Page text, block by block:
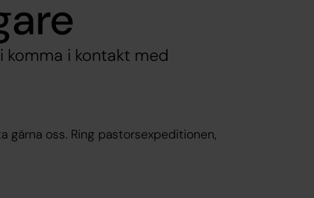
komma i kontakt med
gärna oss. Ring pastorsexpeditionen,